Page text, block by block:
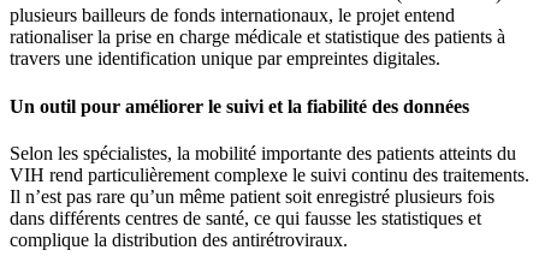
plusieurs bailleurs de fonds internationaux, le projet entend
rationaliser la prise en charge médicale et statistique des patients à
travers une identification unique par empreintes digitales.
Un outil pour améliorer le suivi et la fiabilité des données
Selon les spécialistes, la mobilité importante des patients atteints du
VIH rend particulièrement complexe le suivi continu des traitements.
Il n’est pas rare qu’un même patient soit enregistré plusieurs fois
dans différents centres de santé, ce qui fausse les statistiques et
complique la distribution des antirétroviraux.